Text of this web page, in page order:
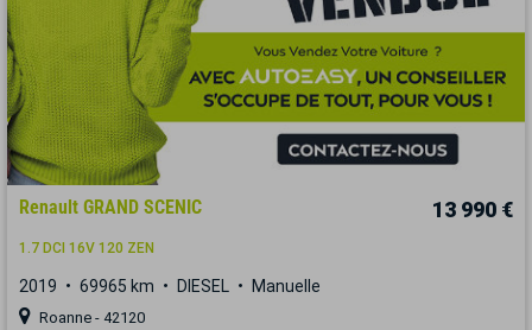
Renault GRAND SCENIC 13 990 €
1.7 DCI 16V 120 ZEN
2019 69965 km DIESEL Manuelle
Roanne - 42120